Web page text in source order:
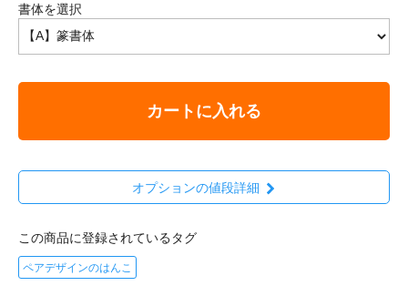
書体を選択
カートに入れる
オプションの値段詳細
この商品に登録されているタグ
ペアデザインのはんこ